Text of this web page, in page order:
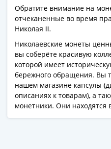
Засько)
1961
1991
Гражданская
война
Банкноты
царской
России
Частные
Обратите внимание на
отчеканенные во время
Николая II.
Николаевские монеты
вы соберёте красивую
которой имеет
бережного обращения. Вы
нашем магазине капсулы
описаниях к товарам), а
монетники. Они находятся